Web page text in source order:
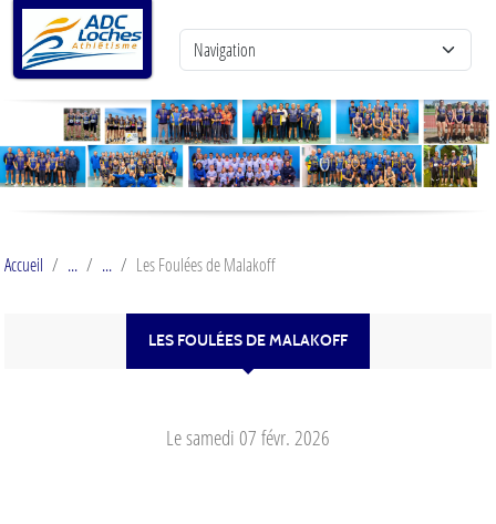
Accueil Les Foulées de Malakoff
LES FOULÉES DE MALAKOFF
Lesamedi 07 févr. 2026
Panneau de gestion des cookies